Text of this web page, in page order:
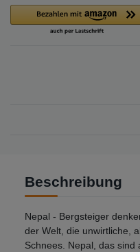
Beschreibung
Nepal - Bergsteiger
der Welt, die unwirtliche,
Schnees. Nepal, das sind